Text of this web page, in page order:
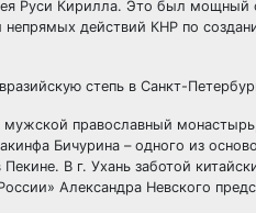
Руси Кирилла. Это был мощный
действий КНР по
степь в Санкт-
православный
Бичурина – одного из
В г. Ухань заботой
Александра Невского